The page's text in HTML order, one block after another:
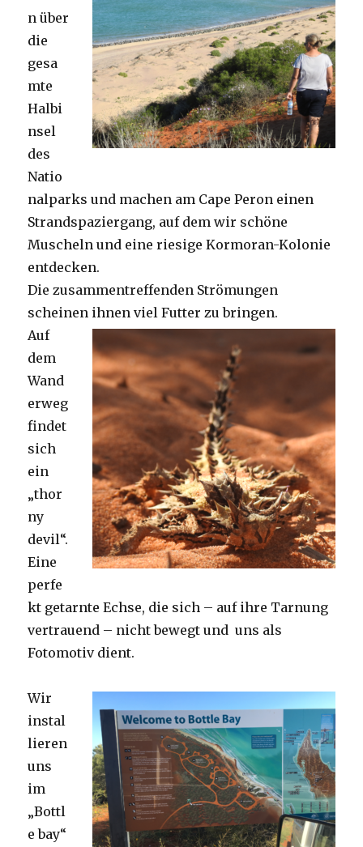
n über
die
gesa
mte
Halbi
nsel
des
Natio
nalparks und machen am Cape Peron einen
Strandspaziergang, auf dem wir schöne
Muscheln und eine riesige Kormoran-Kolonie
entdecken.
Die zusammentreffenden Strömungen
scheinen ihnen viel Futter zu bringen.
Auf
dem
Wand
erweg
findet
sich
ein
„thor
ny
devil“.
Eine
perfe
kt getarnte Echse, die sich – auf ihre Tarnung
vertrauend – nicht bewegt und uns als
Fotomotiv dient.
Wir
instal
lieren
uns
im
„Bottl
e bay“